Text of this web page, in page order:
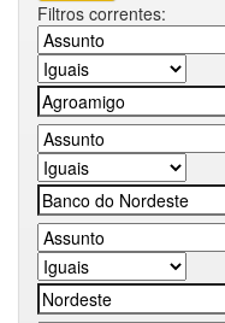
Filtros correntes: